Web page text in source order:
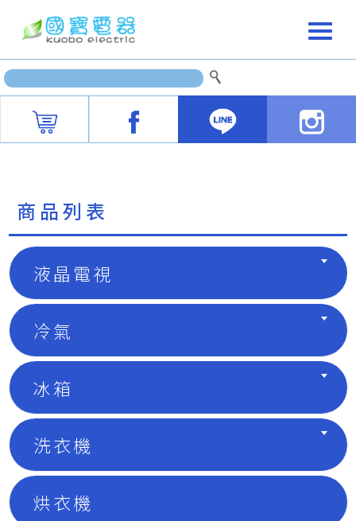
商品列表
液晶電視
冷氣
冰箱
洗衣機
烘衣機